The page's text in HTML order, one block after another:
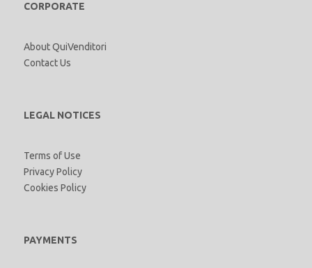
CORPORATE
About QuiVenditori
Contact Us
LEGAL NOTICES
Terms of Use
Privacy Policy
Cookies Policy
PAYMENTS